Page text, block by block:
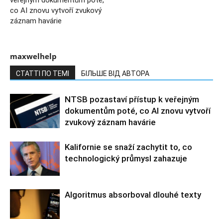
co AI znovu vytvoří zvukový
záznam havárie
maxwelhelp
СТАТТІ ПО ТЕМІ БІЛЬШЕ ВІД АВТОРА
NTSB pozastaví přístup k veřejným
dokumentům poté, co AI znovu vytvoří
zvukový záznam havárie
Kalifornie se snaží zachytit to, co
technologický průmysl zahazuje
Algoritmus absorboval dlouhé texty